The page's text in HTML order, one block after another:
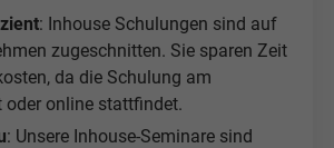
: Inhouse Schulungen sind auf
zugeschnitten. Sie sparen Zeit
da die Schulung am
oder online stattfindet.
: Unsere Inhouse-Seminare sind